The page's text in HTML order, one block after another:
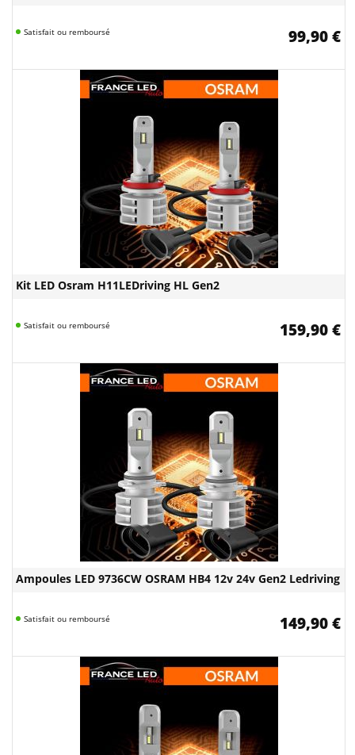
Satisfait ou remboursé 99,90 €
Kit LED Osram H11LEDriving HL Gen2
Satisfait ou remboursé 159,90 €
Ampoules LED 9736CW OSRAM HB4 12v 24v Gen2 Ledriving
Satisfait ou remboursé 149,90 €